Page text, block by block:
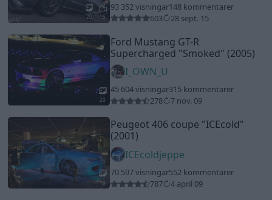
20 15
93 352 visningar148 kommentarer
603
28 sept. 15
20
Ford Mustang GT-R
Supercharged "Smoked" (2005)
I_OWN_U
45 604 visningar315 kommentarer
278
7 nov. 09
19
Peugeot 406 coupe "ICEcold"
(2001)
ICEcoldjeppe
70 597 visningar552 kommentarer
787
4 april 09